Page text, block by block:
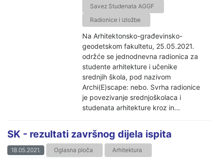
Savez Studenata AGGF
Radionice i izložbe
Na Arhitektonsko-građevinsko-
geodetskom fakultetu, 25.05.2021.
održće se jednodnevna radionica za
studente arhitekture i učenike
srednjih škola, pod nazivom
Archi(E)scape: nebo. Svrha radionice
je povezivanje srednjoškolaca i
studenata arhitekture kroz in...
SK - rezultati završnog dijela ispita
18.05.2021. Oglasna ploča
Arhitektura